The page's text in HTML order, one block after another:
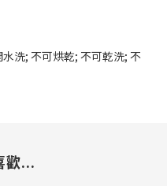
洗; 不可烘乾; 不可乾洗; 不
歡...